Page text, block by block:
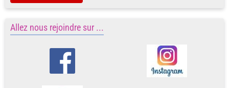
Allez nous rejoindre sur ...